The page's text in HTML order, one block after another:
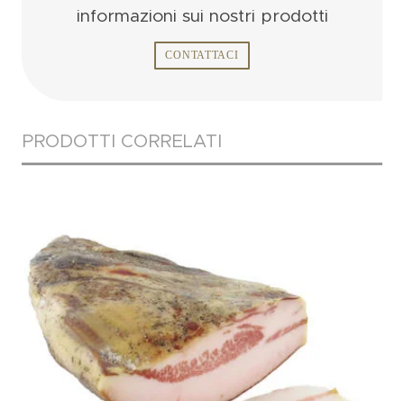
informazioni sui nostri prodotti
CONTATTACI
PRODOTTI CORRELATI